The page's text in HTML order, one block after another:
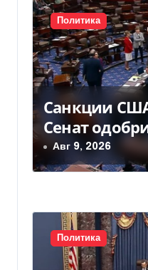
и
я
п
о
з
а
и
с
Политика
Санкции
Сенат
— Фокус
Авг 9, 2026
Политика